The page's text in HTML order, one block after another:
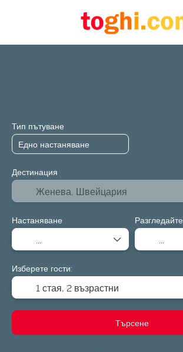
Тип пътуване
Дестинация
Настаняване Разгледайте
Изберете гости:
1 стая, 2 възрастни
Търсене